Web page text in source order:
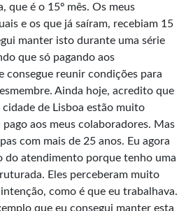
que é o 15º mês. Os meus
e os que já saíram, recebiam 15
manter isto durante uma série
que só pagando aos
consegue reunir condições para
Ainda hoje, acredito que
de Lisboa estão muito
aos meus colaboradores. Mas
com mais de 25 anos. Eu agora
do atendimento porque tenho uma
Eles perceberam muito
como é que eu trabalhava.
que eu consegui manter esta